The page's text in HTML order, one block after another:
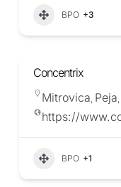
BPO +3
Concentrix
Mitrovica, Peja,
https://
BPO +1